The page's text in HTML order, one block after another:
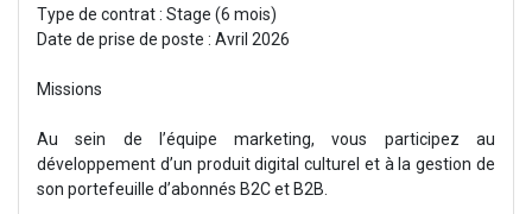
Type de contrat : Stage (6 mois)
Date de prise de poste : Avril 2026
Missions
Au sein de l’équipe marketing, vous participez au
développement d’un produit digital culturel et à la gestion de
son portefeuille d’abonnés B2C et B2B.